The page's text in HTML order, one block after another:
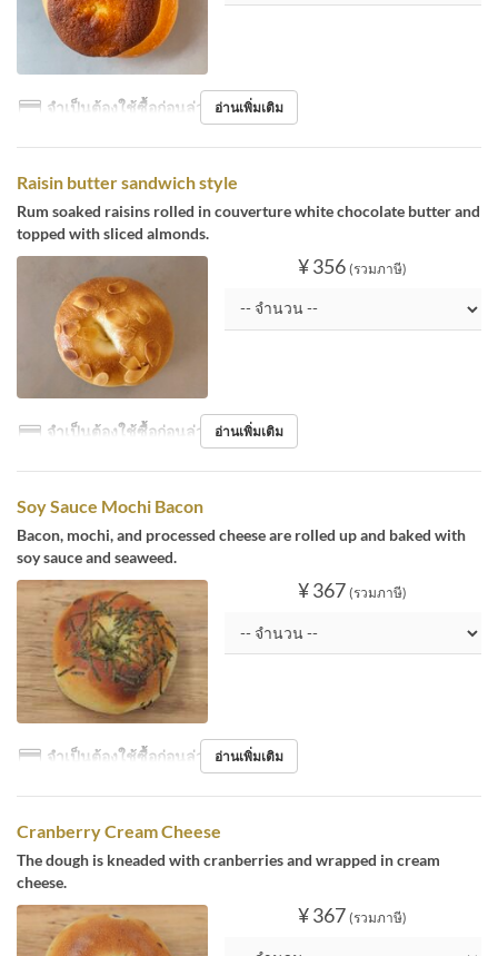
จำเป็นต้องใช้ซื้อก่อนล่วงหน้าอ่านเพิ่มเติม
Raisin butter sandwich style
Rum soaked raisins rolled in couverture white chocolate butter and
topped with sliced almonds.
¥ 356 (รวมภาษี)
จำเป็นต้องใช้ซื้อก่อนล่วงหน้าอ่านเพิ่มเติม
Soy Sauce Mochi Bacon
Bacon, mochi, and processed cheese are rolled up and baked with
soy sauce and seaweed.
¥ 367 (รวมภาษี)
จำเป็นต้องใช้ซื้อก่อนล่วงหน้าอ่านเพิ่มเติม
Cranberry Cream Cheese
The dough is kneaded with cranberries and wrapped in cream
cheese.
¥ 367 (รวมภาษี)